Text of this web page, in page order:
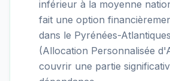
inférieur à la moyenne
fait une option
dans le Pyrénées-
(Allocation Personnalisée
couvrir une partie